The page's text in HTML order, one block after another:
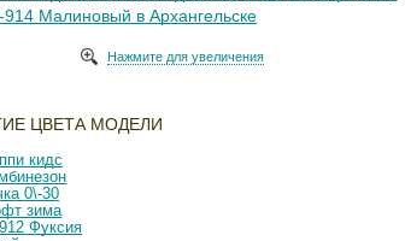
Нажмите для увеличения
ЦВЕТА МОДЕЛИ